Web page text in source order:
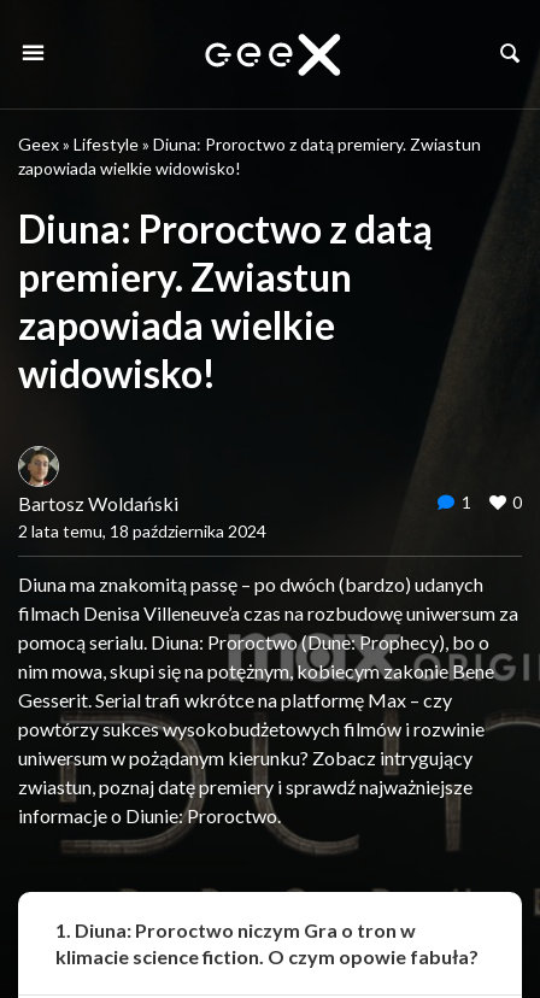
Geex» Lifestyle» Diuna: Proroctwo z datą premiery. Zwiastun
zapowiada wielkie widowisko!
Diuna: Proroctwo z datą
premiery. Zwiastun
zapowiada wielkie
widowisko!
Bartosz Woldański
2 lata temu, 18 października 2024
1 0
Diuna ma znakomitą passę – po dwóch (bardzo) udanych
filmach Denisa Villeneuve’a czas na rozbudowę uniwersum za
pomocą serialu. Diuna: Proroctwo (Dune: Prophecy), bo o
nim mowa, skupi się na potężnym, kobiecym zakonie Bene
Gesserit. Serial trafi wkrótce na platformę Max – czy
powtórzy sukces wysokobudżetowych filmów i rozwinie
uniwersum w pożądanym kierunku? Zobacz intrygujący
zwiastun, poznaj datę premiery i sprawdź najważniejsze
informacje o Diunie: Proroctwo.
1. Diuna: Proroctwo niczym Gra o tron w
klimacie science fiction. O czym opowie fabuła?